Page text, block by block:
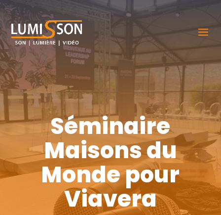
Séminaire
Maisons du
Monde pour
Viavera